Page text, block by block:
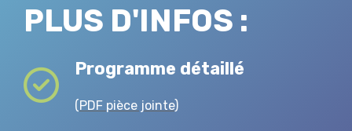
PLUS D'INFOS :
Programme détaillé
(PDF pièce jointe)